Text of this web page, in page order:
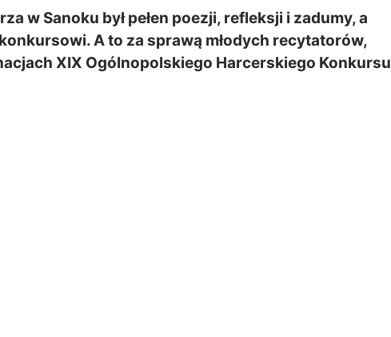
w Sanoku był pełen poezji, refleksji i zadumy, a
A to za sprawą młodych recytatorów,
XIX Ogólnopolskiego Harcerskiego Konkursu